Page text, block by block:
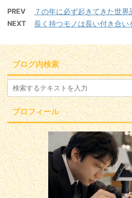
PREV ７の年に必ず起きてきた世界
NEXT 長く持つモノは長い付き合い
ブログ内検索
プロフィール